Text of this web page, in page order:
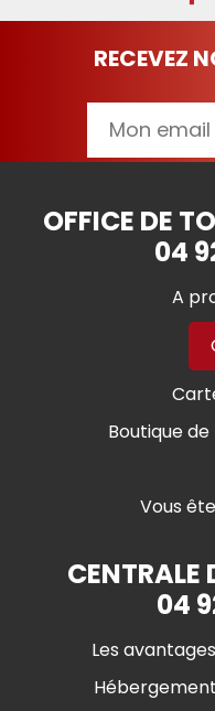
RECEVEZ
OFFICE DE
04
A
Boutique
Vous
CENTRALE
04
Les